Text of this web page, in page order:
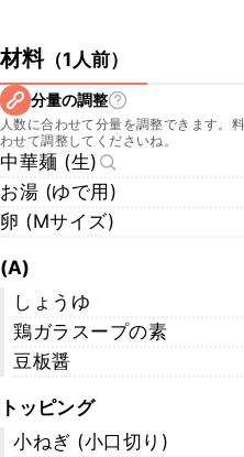
材料（1人前）
分量の調整
人数に合わせて分量を調整できます。
わせて調整してくださいね。
中華麺 (生)
お湯 (ゆで用)
卵 (Mサイズ)
(A)
しょうゆ
鶏ガラスープの素
豆板醤
トッピング
小ねぎ (小口切り)